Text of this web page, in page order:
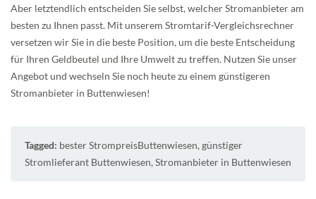
Aber letztendlich entscheiden Sie selbst, welcher Stromanbieter am
besten zu Ihnen passt. Mit unserem Stromtarif-Vergleichsrechner
versetzen wir Sie in die beste Position, um die beste Entscheidung
für Ihren Geldbeutel und Ihre Umwelt zu treffen. Nutzen Sie unser
Angebot und wechseln Sie noch heute zu einem günstigeren
Stromanbieter in Buttenwiesen!
Tagged: bester StrompreisButtenwiesen, günstiger
Stromlieferant Buttenwiesen, Stromanbieter in Buttenwiesen